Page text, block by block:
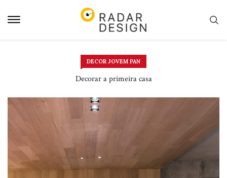
para
DECOR JOVEM PAN
Decorar a primeira casa